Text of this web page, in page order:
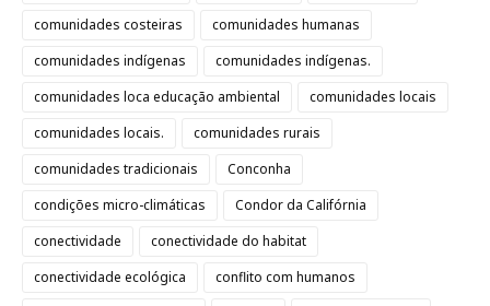
comunidades costeiras
comunidades humanas
comunidades indígenas
comunidades indígenas.
comunidades loca educação ambiental
comunidades locais
comunidades locais.
comunidades rurais
comunidades tradicionais
Conconha
condições micro-climáticas
Condor da Califórnia
conectividade
conectividade do habitat
conectividade ecológica
conflito com humanos